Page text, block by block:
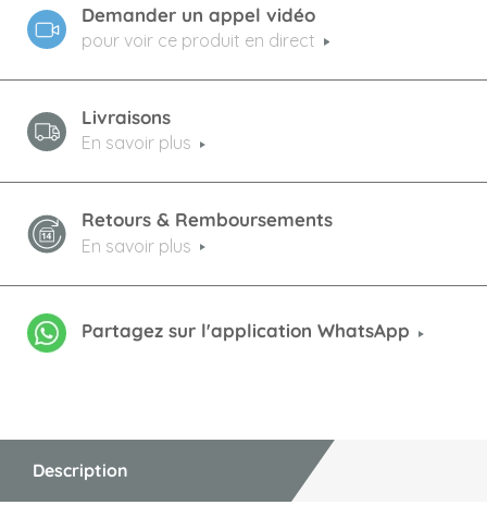
Demander un appel vidéo
pour voir ce produit en direct
Livraisons
En savoir plus
Retours & Remboursements
En savoir plus
Partagez sur l'application WhatsApp
Description